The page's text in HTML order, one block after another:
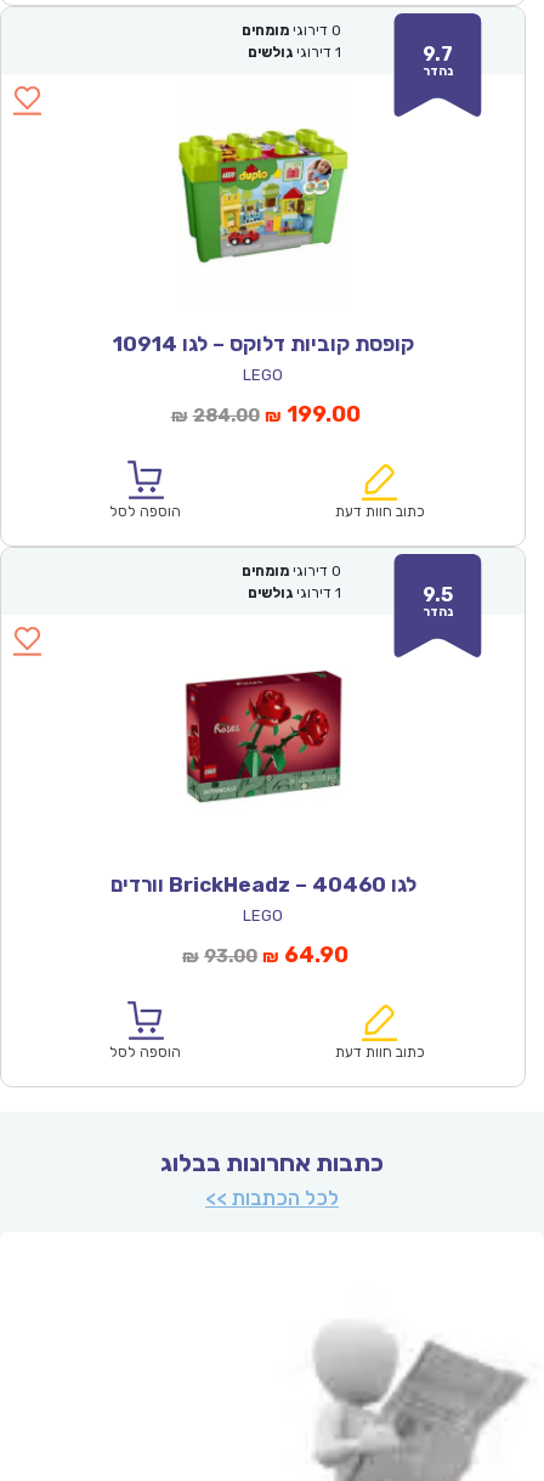
9.7
נהדר
0 דירוגי מומחים
1 דירוגי גולשים
קופסת קוביות דלוקס – לגו 10914
LEGO
₪ 284.00המחיר
₪284.00.
₪ 199.00המחיר
הוא:
כתוב חוות דעת הוספה לסל
9.5
נהדר
0 דירוגי מומחים
1 דירוגי גולשים
לגו 40460 – BrickHeadz וורדים
LEGO
₪ 93.00המחיר
₪93.00.
₪ 64.90המחיר
הוא:
כתוב חוות דעת הוספה לסל
כתבות אחרונות בבלוג
לכל הכתבות >>